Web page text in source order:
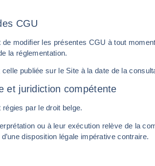
CGU
modifier les présentes CGU à tout
la réglementation.
publiée sur le Site à la date de la
et juridiction compétente
par le droit belge.
ou à leur exécution relève de la
disposition légale impérative contraire.